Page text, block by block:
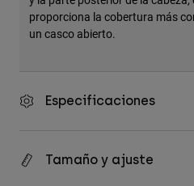
proporciona la cobertura más
un casco abierto.
Especificaciones
Tamaño y ajuste